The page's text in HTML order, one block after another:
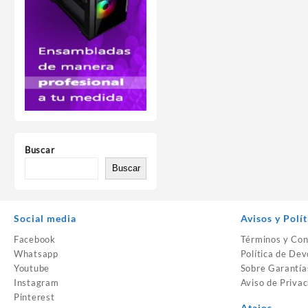
Buscar
Buscar
Social media
Facebook
Whatsapp
Youtube
Instagram
Pinterest
Avisos y
Términos y
Política de
Sobre
Aviso de